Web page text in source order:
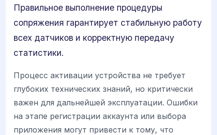
Правильное выполнение процедуры
сопряжения гарантирует стабильную работу
всех датчиков и корректную передачу
статистики.
Процесс активации устройства не требует
глубоких технических знаний, но критически
важен для дальнейшей эксплуатации. Ошибки
на этапе регистрации аккаунта или выбора
приложения могут привести к тому, что